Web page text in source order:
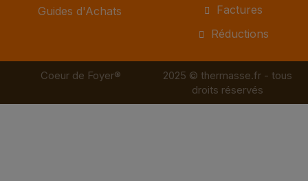
Guides d'Achats
Factures
Réductions
Coeur de Foyer®
2025 © thermasse.fr - tous
droits réservés